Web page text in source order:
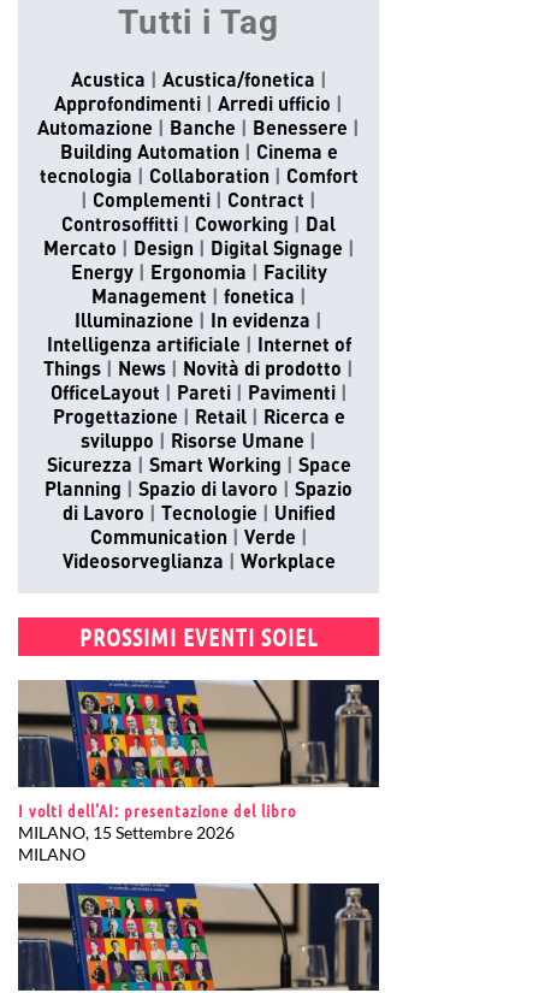
Tutti i Tag
Acustica
Acustica/fonetica
Approfondimenti
Arredi ufficio
Automazione
Banche
Benessere
Building Automation
Cinema e
tecnologia
Collaboration
Comfort
Complementi
Contract
Controsoffitti
Coworking
Dal
Mercato
Design
Digital Signage
Energy
Ergonomia
Facility
Management
fonetica
Illuminazione
In evidenza
Intelligenza artificiale
Internet of
Things
News
Novità di prodotto
OfficeLayout
Pareti
Pavimenti
Progettazione
Retail
Ricerca e
sviluppo
Risorse Umane
Sicurezza
Smart Working
Space
Planning
Spazio di lavoro
Spazio
di Lavoro
Tecnologie
Unified
Communication
Verde
Videosorveglianza
Workplace
PROSSIMI EVENTI SOIEL
I volti dell’AI: presentazione del libro
MILANO, 15 Settembre 2026
MILANO